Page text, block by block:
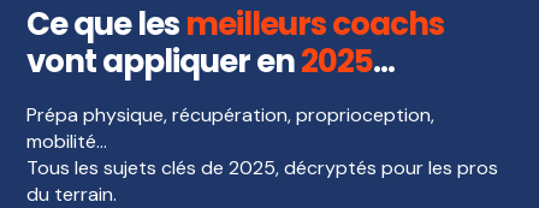
Ce que lesmeilleurs coachs
vont appliquer en2025…
Prépa physique, récupération, proprioception,
mobilité…
Tous les sujets clés de 2025, décryptés pour les pros
du terrain.